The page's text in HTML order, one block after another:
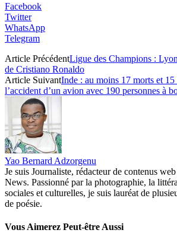
Facebook
Twitter
WhatsApp
Telegram
Article PrécédentLigue des Champions :
de Cristiano Ronaldo
Article SuivantInde : au moins 17 morts et 15
l’accident d’un avion avec 190 personnes à
Yao Bernard Adzorgenu
Je suis Journaliste, rédacteur de contenus
News. Passionné par la photographie, la
sociales et culturelles, je suis lauréat de
de poésie.
Vous Aimerez Peut-être Aussi